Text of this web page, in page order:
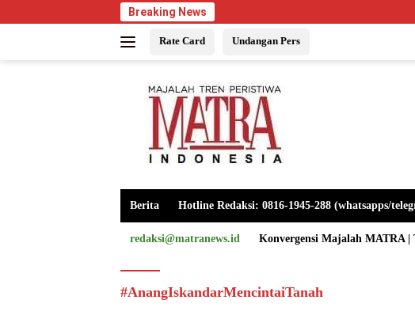
ke
Breaking News
Rate Card Undangan Pers
Berita Hotline Redaksi: 0816-1945-288 (whatsapps/
redaksi@matranews.id Konvergensi Majalah MATRA
#AnangIskandarMencintaiTanah